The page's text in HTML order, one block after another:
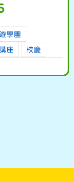
遊學團
座 校慶